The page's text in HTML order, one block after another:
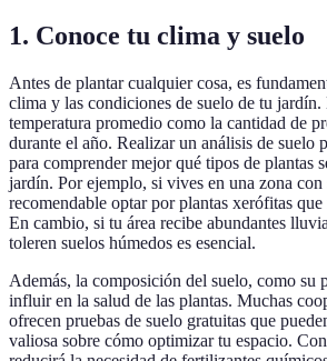
1. Conoce tu clima y suelo
Antes de plantar cualquier cosa, es
clima y las condiciones de suelo de tu
temperatura promedio como la cantidad de
durante el año. Realizar un análisis de suelo
para comprender mejor qué tipos de plantas
jardín. Por ejemplo, si vives en una zona con
recomendable optar por plantas xerófitas
En cambio, si tu área recibe abundantes
toleren suelos húmedos es esencial.
Además, la composición del suelo, como su
influir en la salud de las plantas. Muchas
ofrecen pruebas de suelo gratuitas que
valiosa sobre cómo optimizar tu espacio.